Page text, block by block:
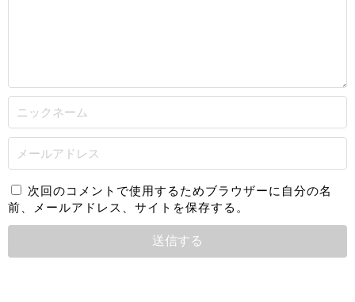
次回のコメントで使用するためブラウザーに自分の名
前、メールアドレス、サイトを保存する。